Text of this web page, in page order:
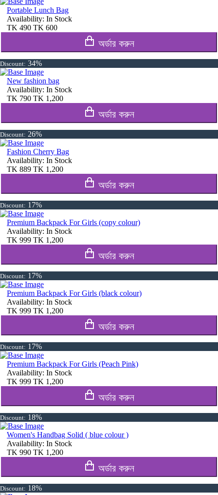
Portable Lunch Bag
Availability: In Stock
TK 490 TK 600
অর্ডার করুন
Discount: 34%
New fashion bag
Availability: In Stock
TK 790 TK 1,200
অর্ডার করুন
Discount: 26%
Fashion Cherry Bag
Availability: In Stock
TK 889 TK 1,200
অর্ডার করুন
Discount: 17%
Premium Backpack For Girls (copy colour)
Availability: In Stock
TK 999 TK 1,200
অর্ডার করুন
Discount: 17%
Premium Backpack For Girls (black colour)
Availability: In Stock
TK 999 TK 1,200
অর্ডার করুন
Discount: 17%
Premium Backpack For Girls (Peach Pink)
Availability: In Stock
TK 999 TK 1,200
অর্ডার করুন
Discount: 18%
Women's Handbag Solid ( blue colour )
Availability: In Stock
TK 990 TK 1,200
অর্ডার করুন
Discount: 18%